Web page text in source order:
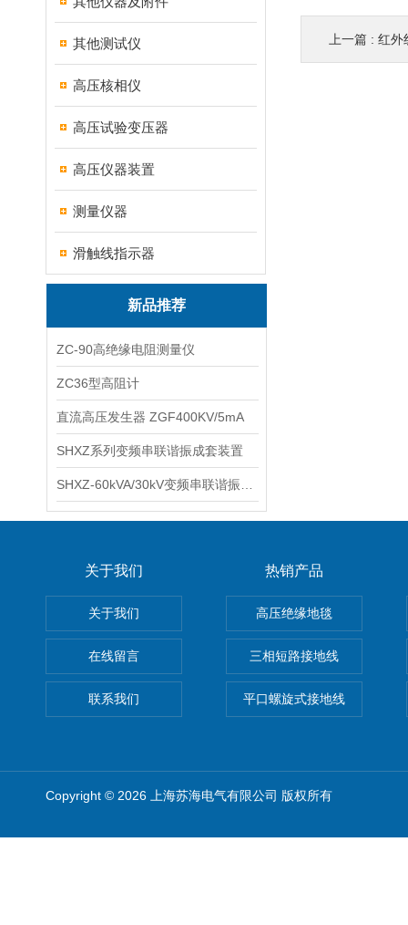
其他测试仪
高压核相仪
高压试验变压器
高压仪器装置
测量仪器
滑触线指示器
新品推荐
ZC-90高绝缘电阻测量仪
ZC36型高阻计
直流高压发生器 ZGF400KV/5mA
SHXZ系列变频串联谐振成套装置
上一篇 : 红外
关于我们
关于我们
在线留言
联系我们
热销产品
高压绝缘地毯
三相短路接地线
平口螺旋式接地线
Copyright © 2026 上海苏海电气有限公司 版权所有